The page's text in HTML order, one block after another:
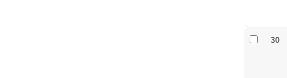
勾選 30